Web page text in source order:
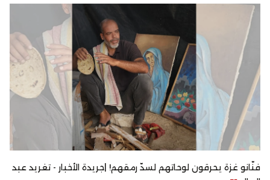
فنّانو غزة يحرقون لوحاتهم لسدّ رمقهم! |جريدة الأخبار - تغريد عبد